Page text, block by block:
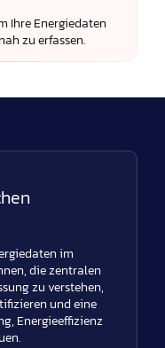
Ihre Energiedaten
zu erfassen.
im
die zentralen
zu verstehen,
und eine
Energieeffizienz